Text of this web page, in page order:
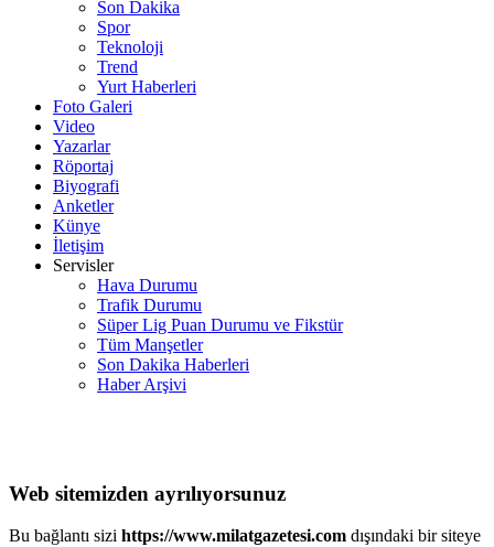
Son Dakika
Spor
Teknoloji
Trend
Yurt Haberleri
Foto Galeri
Video
Yazarlar
Röportaj
Biyografi
Anketler
Künye
İletişim
Servisler
Hava Durumu
Trafik Durumu
Süper Lig Puan Durumu ve Fikstür
Tüm Manşetler
Son Dakika Haberleri
Haber Arşivi
Web sitemizden ayrılıyorsunuz
Bu bağlantı sizi https://www.milatgazetesi.com dışındaki bir siteye